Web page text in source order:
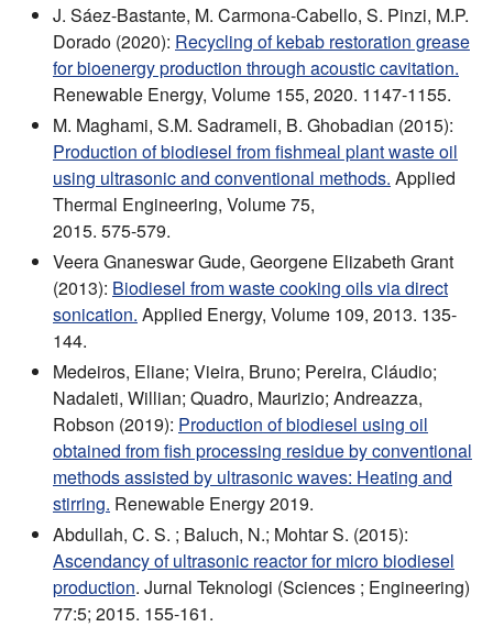
J. Sáez-Bastante, M. Carmona-Cabello, S. Pinzi, M.P.
Dorado (2020): Recycling of kebab restoration grease
for bioenergy production through acoustic cavitation.
Renewable Energy, Volume 155, 2020. 1147-1155.
M. Maghami, S.M. Sadrameli, B. Ghobadian (2015):
Production of biodiesel from fishmeal plant waste oil
using ultrasonic and conventional methods. Applied
Thermal Engineering, Volume 75,
2015. 575-579.
Veera Gnaneswar Gude, Georgene Elizabeth Grant
(2013): Biodiesel from waste cooking oils via direct
sonication. Applied Energy, Volume 109, 2013. 135-
144.
Medeiros, Eliane; Vieira, Bruno; Pereira, Cláudio;
Nadaleti, Willian; Quadro, Maurizio; Andreazza,
Robson (2019): Production of biodiesel using oil
obtained from fish processing residue by conventional
methods assisted by ultrasonic waves: Heating and
stirring. Renewable Energy 2019.
Abdullah, C. S. ; Baluch, N.; Mohtar S. (2015):
Ascendancy of ultrasonic reactor for micro biodiesel
production. Jurnal Teknologi (Sciences ; Engineering)
77:5; 2015. 155-161.